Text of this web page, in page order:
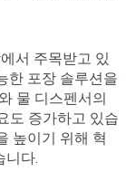
서 주목받고 있
한 포장 솔루션을
물 디스펜서의
도 증가하고 있습
높이기 위해 혁
니다.